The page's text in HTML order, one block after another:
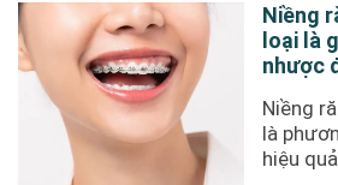
Niềng
loại là
nhược
Niềng
là
hiệu